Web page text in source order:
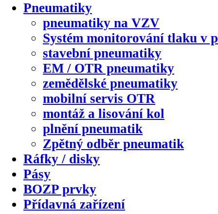
Pneumatiky
pneumatiky na VZV
Systém monitorování tlaku v
stavební pneumatiky
EM / OTR pneumatiky
zemědělské pneumatiky
mobilní servis OTR
montáž a lisování kol
plnění pneumatik
Zpětný odběr pneumatik
Ráfky / disky
Pásy
BOZP prvky
Přídavná zařízení